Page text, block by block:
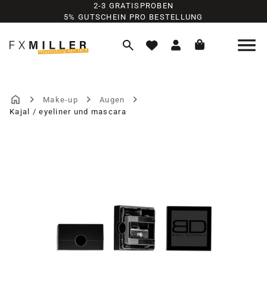
Zum Hauptinhalt springen
2-3 GRATISPROBEN
5% GUTSCHEIN PRO BESTELLUNG
Make-up
Augen
Kajal / eyeliner und mascara